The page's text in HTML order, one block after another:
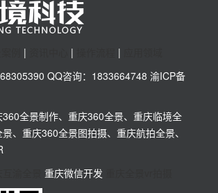
| | |
QQ咨询：1833664748 渝ICP备
360全景制作、重庆360全景、重庆临境全
、重庆360全景图拍摄、重庆航拍全景、
重庆微信开发